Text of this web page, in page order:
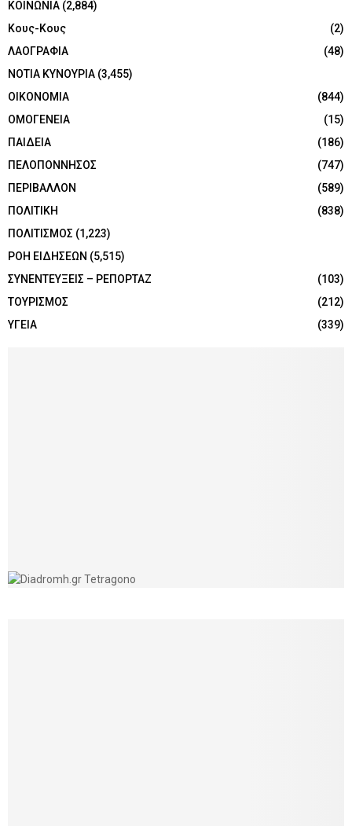
ΚΟΙΝΩΝΙΑ (2,884)
Κους-Κους
(2)
ΛΑΟΓΡΑΦΙΑ
(48)
ΝΟΤΙΑ ΚΥΝΟΥΡΙΑ (3,455)
ΟΙΚΟΝΟΜΙΑ
(844)
ΟΜΟΓΕΝΕΙΑ
(15)
ΠΑΙΔΕΙΑ
(186)
ΠΕΛΟΠΟΝΝΗΣΟΣ
(747)
ΠΕΡΙΒΑΛΛΟΝ
(589)
ΠΟΛΙΤΙΚΗ
(838)
ΠΟΛΙΤΙΣΜΟΣ (1,223)
ΡΟΗ ΕΙΔΗΣΕΩΝ (5,515)
ΣΥΝΕΝΤΕΥΞΕΙΣ – ΡΕΠΟΡΤΑΖ
(103)
ΤΟΥΡΙΣΜΟΣ
(212)
ΥΓΕΙΑ
(339)